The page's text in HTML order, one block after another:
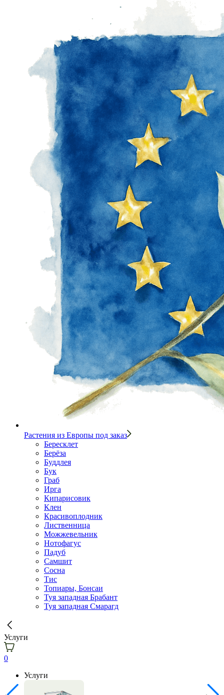
Растения из Европы под заказ
Бересклет
Берёза
Буддлея
Бук
Граб
Ирга
Кипарисовик
Клен
Красивоплодник
Лиственница
Можжевельник
Нотофагус
Падуб
Самшит
Сосна
Тис
Топиары, Бонсаи
Туя западная Брабант
Туя западная Смарагд
Услуги
0
Услуги